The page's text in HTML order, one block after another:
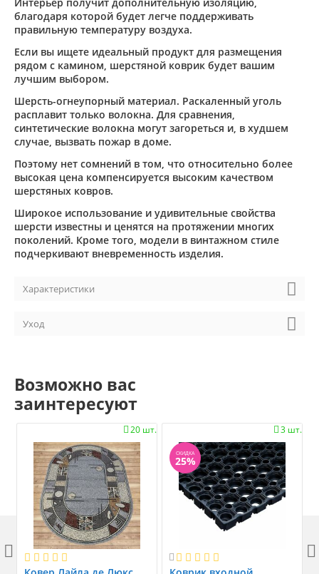
благодаря которой будет легче поддерживать
правильную температуру воздуха.
Если вы ищете идеальный продукт для размещения
рядом с камином, шерстяной коврик будет вашим
лучшим выбором.
Шерсть-огнеупорный материал. Раскаленный уголь
расплавит только волокна. Для сравнения,
синтетические волокна могут загореться и, в худшем
случае, вызвать пожар в доме.
Поэтому нет сомнений в том, что относительно более
высокая цена компенсируется высоким качеством
шерстяных ковров.
Широкое использование и удивительные свойства
шерсти известны и ценятся на протяжении многих
поколений. Кроме того, модели в винтажном стиле
подчеркивают вневременность изделия.
Характеристики
Уход
Возможно вас
заинтересуют
20 шт.
 3 шт.

СКИДКА
25%

 